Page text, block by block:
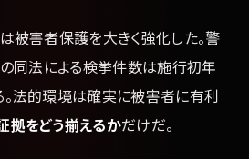
被害者保護を大きく強化した。警
同法による検挙件数は施行初年
法的環境は確実に被害者に有利
拠をどう揃えるかだけだ。